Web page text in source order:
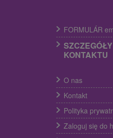
FORMULÁR
SZCZEGÓŁY
KONTAKTU
O nas
Kontakt
Polityka
Zaloguj się do